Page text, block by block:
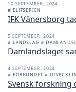
10 SEPTEMBER, 2024
# ELITSERIEN
IFK Vänersborg
5 SEPTEMBER, 2024
# LANDSLAG #
Damlandslaget
4 SEPTEMBER, 2024
# FÖRBUNDET #
Svensk forskning